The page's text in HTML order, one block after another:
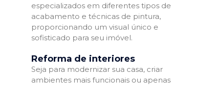
especializados em diferentes tipos de
acabamento e técnicas de pintura,
proporcionando um visual único e
sofisticado para seu imóvel.
Reforma de interiores
Seja para modernizar sua casa, criar
ambientes mais funcionais ou apenas